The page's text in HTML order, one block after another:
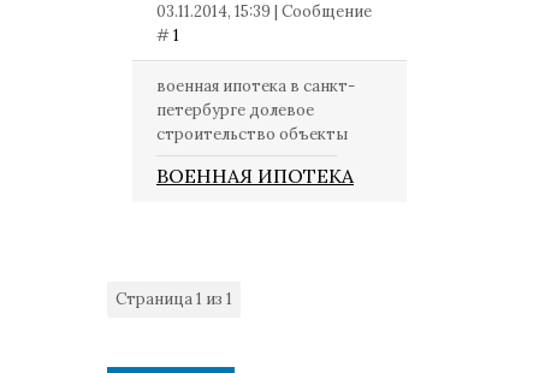
03.11.2014, 15:39 | Сообщение
#1
военная ипотека в санкт-
петербурге долевое
строительство объекты
ВОЕННАЯ ИПОТЕКА
Страница1 из 1